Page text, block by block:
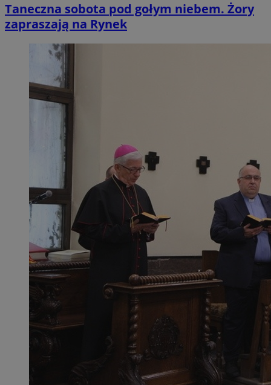
Taneczna sobota pod gołym niebem. Żory
zapraszają na Rynek